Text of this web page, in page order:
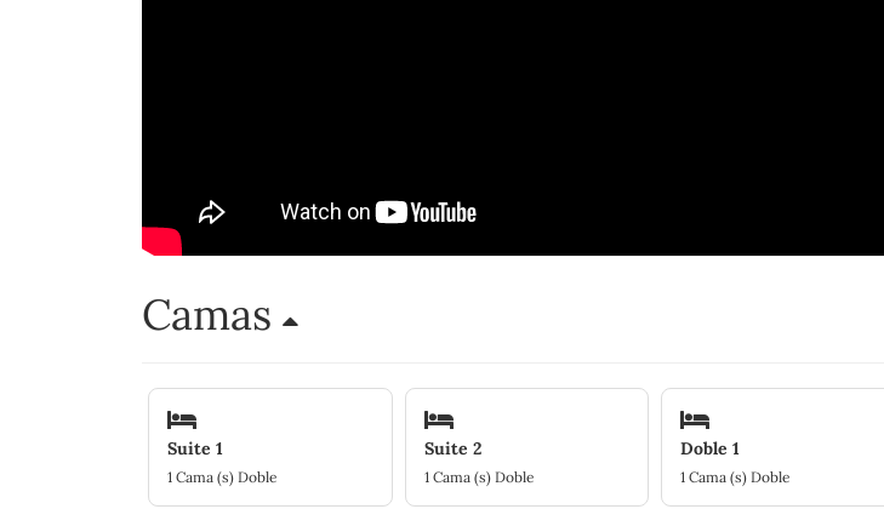
Camas
Suite 1
1 Cama (s) Doble
Suite 2
1 Cama (s) Doble
Doble 1
1 Cama (s) Doble